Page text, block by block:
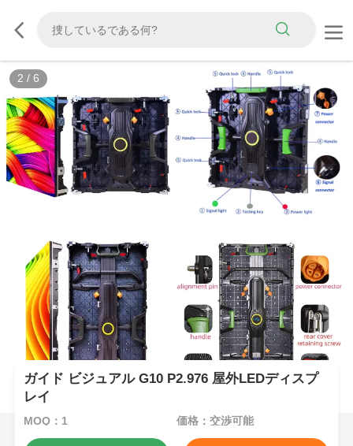
2 / 6
ガイド ビジュアル G10 P2.976 屋外LEDディスプ
レイ
MOQ：1 価格：交渉可能